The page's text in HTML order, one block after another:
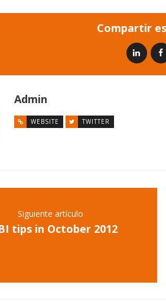
Compartir
Admin
WEBSITE TWITTER
Siguiente artículo
tips in October 2012